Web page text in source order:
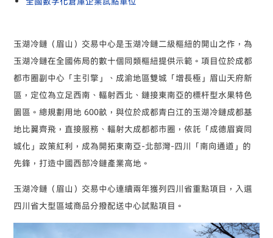
玉湖冷鏈（眉山）交易中心是玉湖冷鏈二級樞紐的開山之作，為
玉湖冷鏈在全國佈局的數十個同類樞紐提供示範。項目位於成都
都市圈副中心「主引擎」、成渝地區雙城「增長極」眉山天府新
區，定位為立足西南、輻射西北、鏈接東南亞的標杆型水果特色
園區。總規劃用地 600畝，與位於成都青白江的玉湖冷鏈成都基
地比翼齊飛，直接服務、輻射大成都都市圈，依託「成德眉資同
城化」政策紅利，成為開拓東南亞-北部灣-四川「南向通道」的
先鋒，打造中國西部冷鏈產業高地。
玉湖冷鏈（眉山）交易中心連續兩年獲列四川省重點項目，入選
四川省大型區域商品分撥配送中心試點項目。